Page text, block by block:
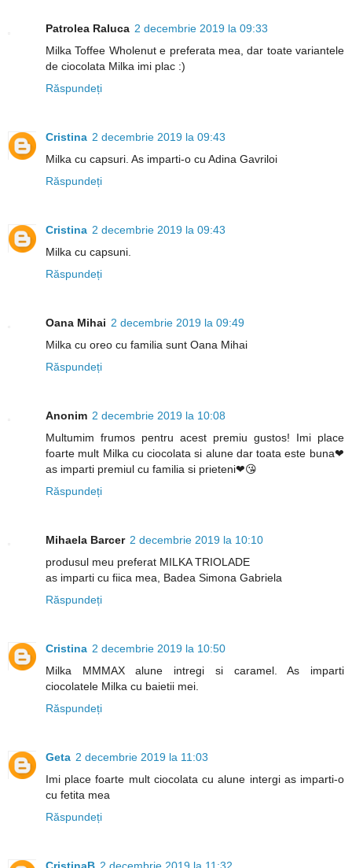
Patrolea Raluca 2 decembrie 2019 la 09:33
Milka Toffee Wholenut e preferata mea, dar toate variantele
de ciocolata Milka imi plac :)
Răspundeți
Cristina 2 decembrie 2019 la 09:43
Milka cu capsuri. As imparti-o cu Adina Gavriloi
Răspundeți
Cristina 2 decembrie 2019 la 09:43
Milka cu capsuni.
Răspundeți
Oana Mihai 2 decembrie 2019 la 09:49
Milka cu oreo cu familia sunt Oana Mihai
Răspundeți
Anonim 2 decembrie 2019 la 10:08
Multumim frumos pentru acest premiu gustos! Imi place
foarte mult Milka cu ciocolata si alune dar toata este buna❤
as imparti premiul cu familia si prieteni❤😘
Răspundeți
Mihaela Barcer 2 decembrie 2019 la 10:10
produsul meu preferat MILKA TRIOLADE
as imparti cu fiica mea, Badea Simona Gabriela
Răspundeți
Cristina 2 decembrie 2019 la 10:50
Milka MMMAX alune intregi si caramel. As imparti
ciocolatele Milka cu baietii mei.
Răspundeți
Geta 2 decembrie 2019 la 11:03
Imi place foarte mult ciocolata cu alune intergi as imparti-o
cu fetita mea
Răspundeți
CristinaB 2 decembrie 2019 la 11:32